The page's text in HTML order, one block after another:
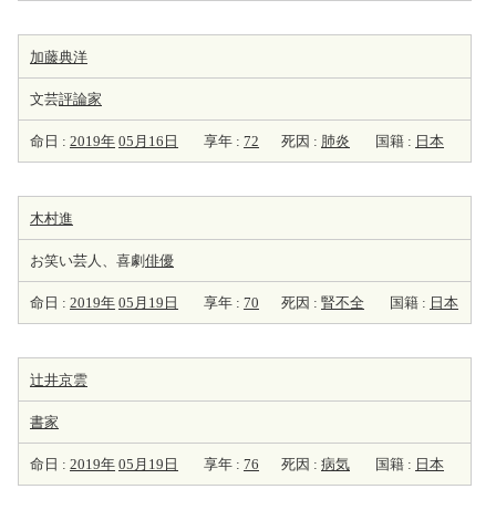
加藤典洋
文芸評論家
命日 : 2019年 05月16日 享年 : 72 死因 : 肺炎 国籍 : 日本
木村進
お笑い芸人、喜劇 俳優
命日 : 2019年 05月19日 享年 : 70 死因 : 腎不全 国籍 : 日本
辻井京雲
書家
命日 : 2019年 05月19日 享年 : 76 死因 : 病気 国籍 : 日本